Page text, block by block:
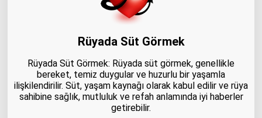
Rüyada Süt Görmek
Rüyada Süt Görmek: Rüyada süt görmek, genellikle
bereket, temiz duygular ve huzurlu bir yaşamla
ilişkilendirilir. Süt, yaşam kaynağı olarak kabul edilir ve rüya
sahibine sağlık, mutluluk ve refah anlamında iyi haberler
getirebilir.